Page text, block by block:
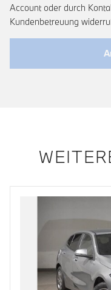
Account oder durch
Kundenbetreuung